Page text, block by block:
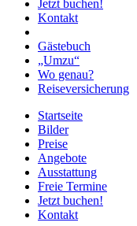
Jetzt buchen!
Kontakt
Gästebuch
„Umzu“
Wo genau?
Reiseversicherung
Startseite
Bilder
Preise
Angebote
Ausstattung
Freie Termine
Jetzt buchen!
Kontakt